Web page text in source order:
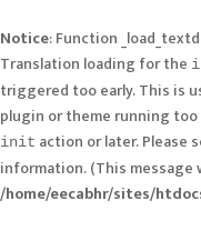
Notice: Function
Translation loading for the
triggered too early. This is
plugin or theme running
init action or later. Please
information. (This message
/home/eecabhr/sites/